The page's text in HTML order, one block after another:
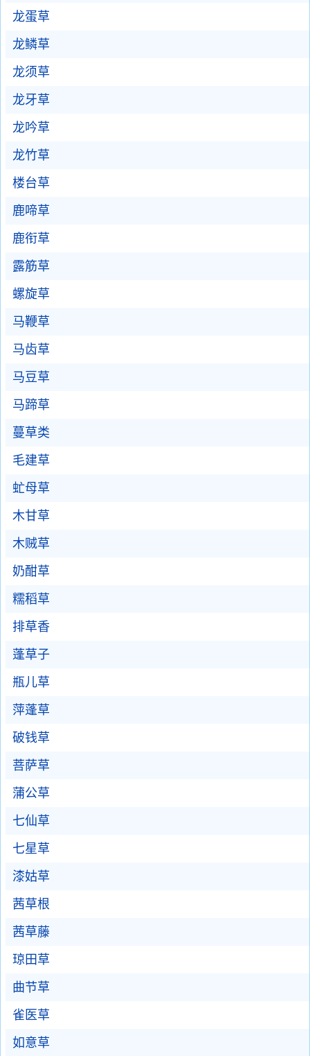
龙蛋草
龙鳞草
龙须草
龙牙草
龙吟草
龙竹草
楼台草
鹿啼草
鹿衔草
露筋草
螺旋草
马鞭草
马齿草
马豆草
马蹄草
蔓草类
毛建草
虻母草
木甘草
木贼草
奶酣草
糯稻草
排草香
蓬草子
瓶儿草
萍蓬草
破钱草
菩萨草
蒲公草
七仙草
七星草
漆姑草
茜草根
茜草藤
琼田草
曲节草
雀医草
如意草